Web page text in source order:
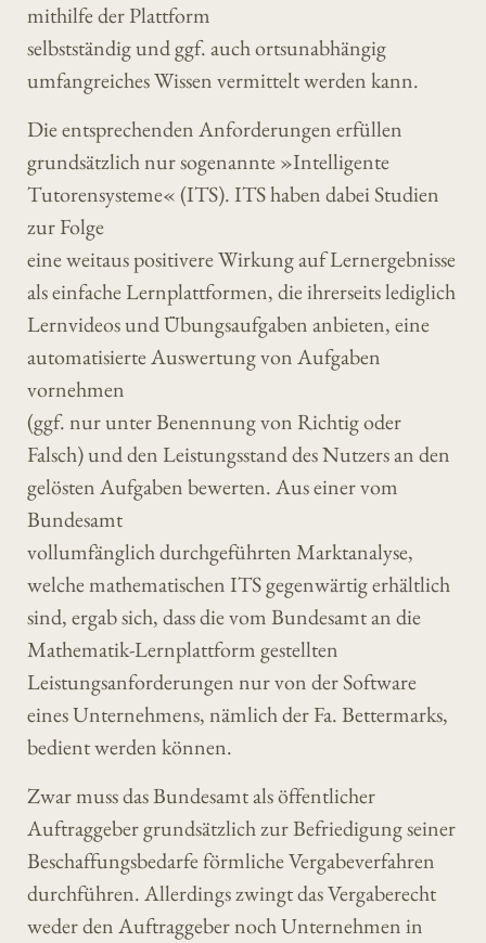
mithilfe der Plattform
selbstständig und ggf. auch ortsunabhängig
umfangreiches Wissen vermittelt werden kann.
Die entsprechenden Anforderungen erfüllen
grundsätzlich nur sogenannte »Intelligente
Tutorensysteme« (ITS). ITS haben dabei Studien
zur Folge
eine weitaus positivere Wirkung auf Lernergebnisse
als einfache Lernplattformen, die ihrerseits lediglich
Lernvideos und Übungsaufgaben anbieten, eine
automatisierte Auswertung von Aufgaben
vornehmen
(ggf. nur unter Benennung von Richtig oder
Falsch) und den Leistungsstand des Nutzers an den
gelösten Aufgaben bewerten. Aus einer vom
Bundesamt
vollumfänglich durchgeführten Marktanalyse,
welche mathematischen ITS gegenwärtig erhältlich
sind, ergab sich, dass die vom Bundesamt an die
Mathematik-Lernplattform gestellten
Leistungsanforderungen nur von der Software
eines Unternehmens, nämlich der Fa. Bettermarks,
bedient werden können.
Zwar muss das Bundesamt als öffentlicher
Auftraggeber grundsätzlich zur Befriedigung seiner
Beschaffungsbedarfe förmliche Vergabeverfahren
durchführen. Allerdings zwingt das Vergaberecht
weder den Auftraggeber noch Unternehmen in